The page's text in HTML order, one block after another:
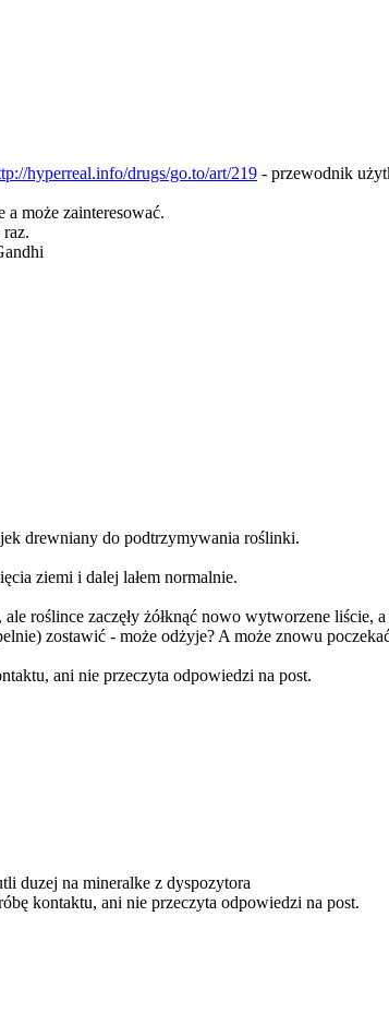
hyperreal.info/drugs/go.to/art/219 - przewodnik
a może zainteresować.
raz.
drewniany do podtrzymywania roślinki.
ziemi i dalej lałem normalnie.
roślince zaczęły żółknąć nowo wytworzene liście,
zostawić - może odżyje? A może znowu
ani nie przeczyta odpowiedzi na post.
duzej na mineralke z dyspozytora
kontaktu, ani nie przeczyta odpowiedzi na post.